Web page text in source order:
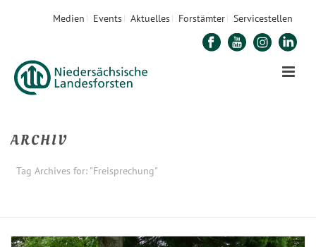
Medien Events Aktuelles Forstämter Servicestellen
ARCHIV
Tag Archives for: "Freisprechung"